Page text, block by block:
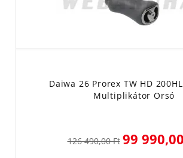
Daiwa 26 Prorex TW HD
Multiplikátor Orsó
126 490,00 Ft 99